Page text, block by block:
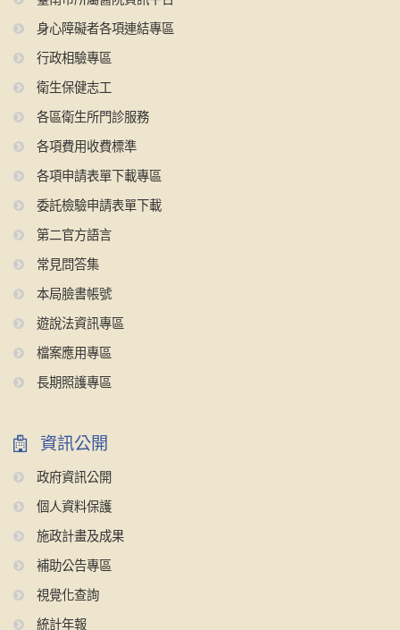
身心障礙者各項連結專區
行政相驗專區
衛生保健志工
各區衛生所門診服務
各項費用收費標準
各項申請表單下載專區
委託檢驗申請表單下載
第二官方語言
常見問答集
本局臉書帳號
遊說法資訊專區
檔案應用專區
長期照護專區
資訊公開
政府資訊公開
個人資料保護
施政計畫及成果
補助公告專區
視覺化查詢
統計年報